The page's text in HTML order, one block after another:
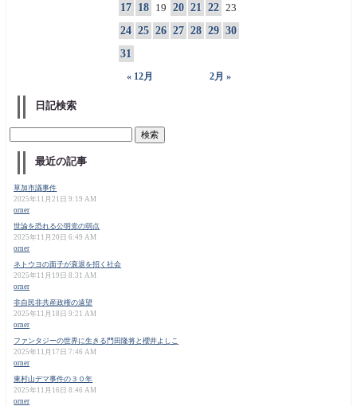
« 12月 2月 »
17 18 19 20 21 22 23
24 25 26 27 28 29 30
31
日記検索
最近の記事
草加市議事件
2025年11月21日 9:19 AM
orner
世論を恐れる公明党の弱点
2025年11月20日 6:49 AM
orner
ネトウヨの面子が衰退を招く社会
2025年11月19日 8:31 AM
orner
非自民非共産政権の遠望
2025年11月18日 9:21 AM
orner
ファンタジーの世界に生きる門田隆将と櫻井よしこ
2025年11月17日 7:46 AM
orner
東村山デマ事件の３０年
2025年11月16日 8:46 AM
orner